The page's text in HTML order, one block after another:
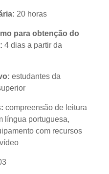
20 horas
para obtenção do
4 dias a partir da
estudantes da
compreensão de leitura
língua portuguesa,
com recursos